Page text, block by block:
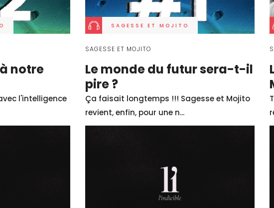
notre
l'intelligence
SAGESSE ET MOJITO
SAGESSE ET MOJITO
Le monde du futur sera-t-il
pire ?
Ça faisait longtemps !!! Sagesse et Mojito
revient, enfin, pour une n...